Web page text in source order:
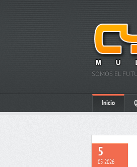
SOMOS EL
Inicio
5
05 2026